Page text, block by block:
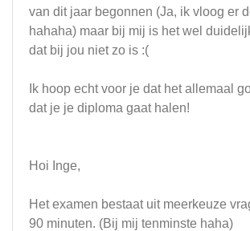
van dit jaar begonnen (Ja, ik vloog er
hahaha) maar bij mij is het wel
dat bij jou niet zo is :(
Ik hoop echt voor je dat het allemaal
dat je je diploma gaat halen!
Hoi Inge,
Het examen bestaat uit meerkeuze
90 minuten. (Bij mij tenminste haha)